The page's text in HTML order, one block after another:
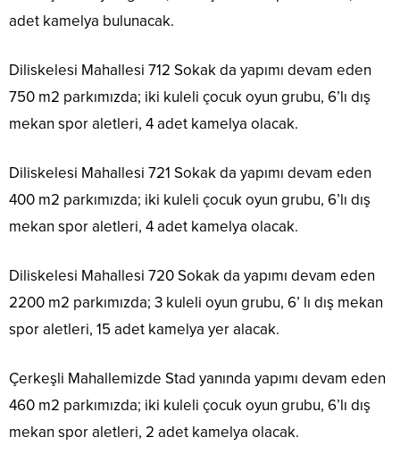
adet kamelya bulunacak.
Diliskelesi Mahallesi 712 Sokak da yapımı devam eden
750 m2 parkımızda; iki kuleli çocuk oyun grubu, 6’lı dış
mekan spor aletleri, 4 adet kamelya olacak.
Diliskelesi Mahallesi 721 Sokak da yapımı devam eden
400 m2 parkımızda; iki kuleli çocuk oyun grubu, 6’lı dış
mekan spor aletleri, 4 adet kamelya olacak.
Diliskelesi Mahallesi 720 Sokak da yapımı devam eden
2200 m2 parkımızda; 3 kuleli oyun grubu, 6’ lı dış mekan
spor aletleri, 15 adet kamelya yer alacak.
Çerkeşli Mahallemizde Stad yanında yapımı devam eden
460 m2 parkımızda; iki kuleli çocuk oyun grubu, 6’lı dış
mekan spor aletleri, 2 adet kamelya olacak.